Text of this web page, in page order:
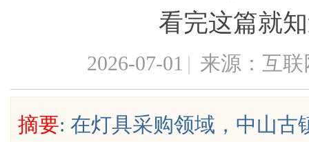
看完这篇就
2026-07-01 | 来源：互联
摘要: 在灯具采购领域，中山古
业秘诀？ 花钱，ai却天天给他免费派单？